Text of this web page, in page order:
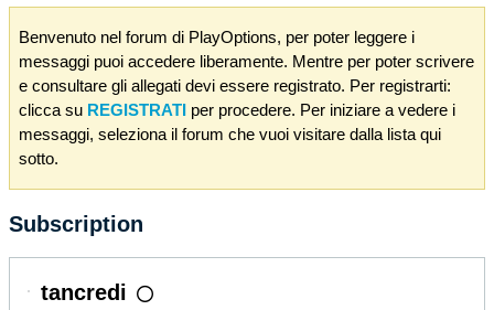
Benvenuto nel forum di PlayOptions, per poter leggere i
messaggi puoi accedere liberamente. Mentre per poter scrivere
e consultare gli allegati devi essere registrato. Per registrarti:
clicca su REGISTRATI per procedere. Per iniziare a vedere i
messaggi, seleziona il forum che vuoi visitare dalla lista qui
sotto.
Subscription
tancredi